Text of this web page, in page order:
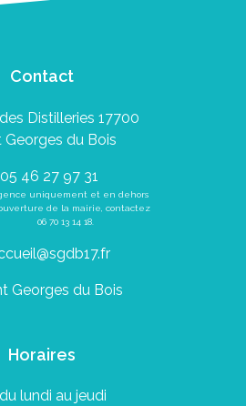
Contact
Distilleries 17700
Georges du Bois
05 46 27 97 31
uniquement et en dehors
de la mairie, contactez
06 70 13 14 18.
Georges du Bois
Horaires
du lundi au jeudi